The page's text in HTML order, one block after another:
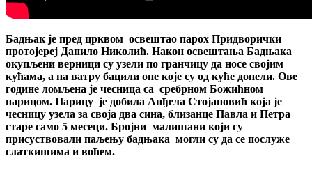
Бадњак је пред црквом освештао парох Придворички
протојереј Данило Николић. Након освештања Бадњака
окупљени верници су узели по гранчицу да носе својим
кућама, а на ватру бацили оне које су од куће донели. Ове
године ломљена је чесница са сребрном Божићном
парицом. Парицу је добила Анђела Стојановић која је
чесницу узела за своја два сина, близанце Павла и Петра
старе само 5 месеци. Бројни малишани који су
присуствовали паљењу бадњака могли су да се послуже
слаткишима и воћем.